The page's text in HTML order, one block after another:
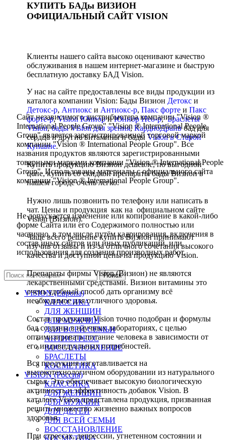
КУПИТЬ БАДы ВИЗИОН
ОФИЦИАЛЬНЫЙ САЙТ VISION
Клиенты нашего сайта высоко оценивают качество
обслуживания в нашем интернет-магазине и быструю
бесплатную доставку БАД Vision.
У нас на сайте предоставлены все виды продукции из
каталога компании Vision: Бады Визион Детокс и
Детокс-р, Антиокс и Антиокс-р, Пакс форте и Пакс
форте-р,Vision ЮниориЮниор Нео-р, Браслеты
Vision,бады Vision для зрения,КардиоДрайвбад для
сердца и другие витамины и бады Vision в Старой
Купавне.
Купить продукцию Визион дешевле, по выгодной
цене, купить со скидкой препараты бады Визион в
нашем городе очень легко.
Нужно лишь позвонить по телефону или написать в
чат. Цены и продукция как на официальном сайте
Vision (Визион).
Чаще всего решение купить Визион принимают
изучив отзывы и из-за отличного сочетания высокого
качества и доступной цены на продукцию Vision.
Препараты фирмы Vision (Визион) не являются
лекарственными средствами. Визион витамины это
очень удобный способ дать организму всё
необходимое для отличного здоровья.
Состав продукции Vision точно подобран и формулы
бад созданы в научных лабораториях, с целью
оптимизировать питание человека в зависимости от
его индивидуальных потребностей.
Вся продукция изготавливается на
высокотехнологичном оборудовании из натурального
сырья. Это обеспечивает высокую биологическую
активность и эффективность добавок Vision. В
каталоге Vision представлена продукция, призванная
решить множество жизненно важных вопросов
здоровья.
При стрессах, депрессии, угнетенном состоянии и
Сайт независимого дистрибьютера компании "Vision ®
International People Group" "Vision ® International People
Group" является зарегистрированной торговой маркой
компании "Vision ® International People Group". Все
названия продуктов являются зарегистрированными
товарными марками компании "Vision ® International People
Group". Использованы материалы с официального сайта
компании "Vision ® International People Group".
Не допускается изменение или копирование в какой-либо
форме Сайта или его Содержимого полностью или
частично, в том числе путём кадрирования, включения в
состав иных сайтов или иных публикаций, или
использования для создания производных работ.
Поиск
VISION (Европа)
КЛАССИКА
ДЛЯ ЖЕНЩИН
ДЛЯ МУЖЧИН
ДЛЯ ВСЕЙ СЕМЬИ
АНТИСТРЕСС
ВОССТАНОВЛЕНИЕ
БРАСЛЕТЫ
КОСМЕТИКА
VISION (Россия)
КЛАССИКА
ДЛЯ ЖЕНЩИН
ДЛЯ МУЖЧИН
ДЛЯ ДЕТЕЙ
ДЛЯ ВСЕЙ СЕМЬИ
ВОССТАНОВЛЕНИЕ